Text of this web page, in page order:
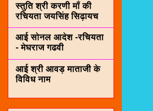
स्तुति श्री करणी माँ की
रचियता जयसिंह सिढ़ायच
आई सोनल आदेश -रचियता
- मेघराज गढवी
आई श्री आवड़ माताजी के
विविध नाम